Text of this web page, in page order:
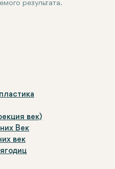
результата.
операций, которые
век)
Век
век